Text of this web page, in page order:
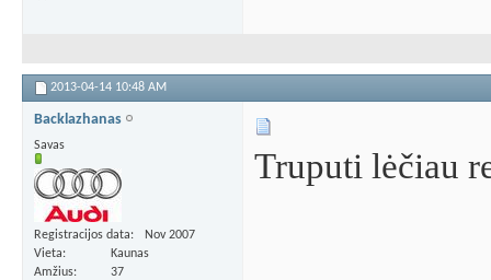
2013-04-14 10:48 AM
Backlazhanas
Savas
Registracijos data
Nov 2007
Vieta
Kaunas
Amžius
37
Truputi lėčiau